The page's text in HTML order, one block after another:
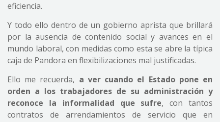
eficiencia.
Y todo ello dentro de un gobierno aprista que brillará
por la ausencia de contenido social y avances en el
mundo laboral, con medidas como esta se abre la típica
caja de Pandora en flexibilizaciones mal justificadas.
Ello me recuerda, a ver cuando el Estado pone en
orden a los trabajadores de su administración y
reconoce la informalidad que sufre, con tantos
contratos de arrendamientos de servicio que en